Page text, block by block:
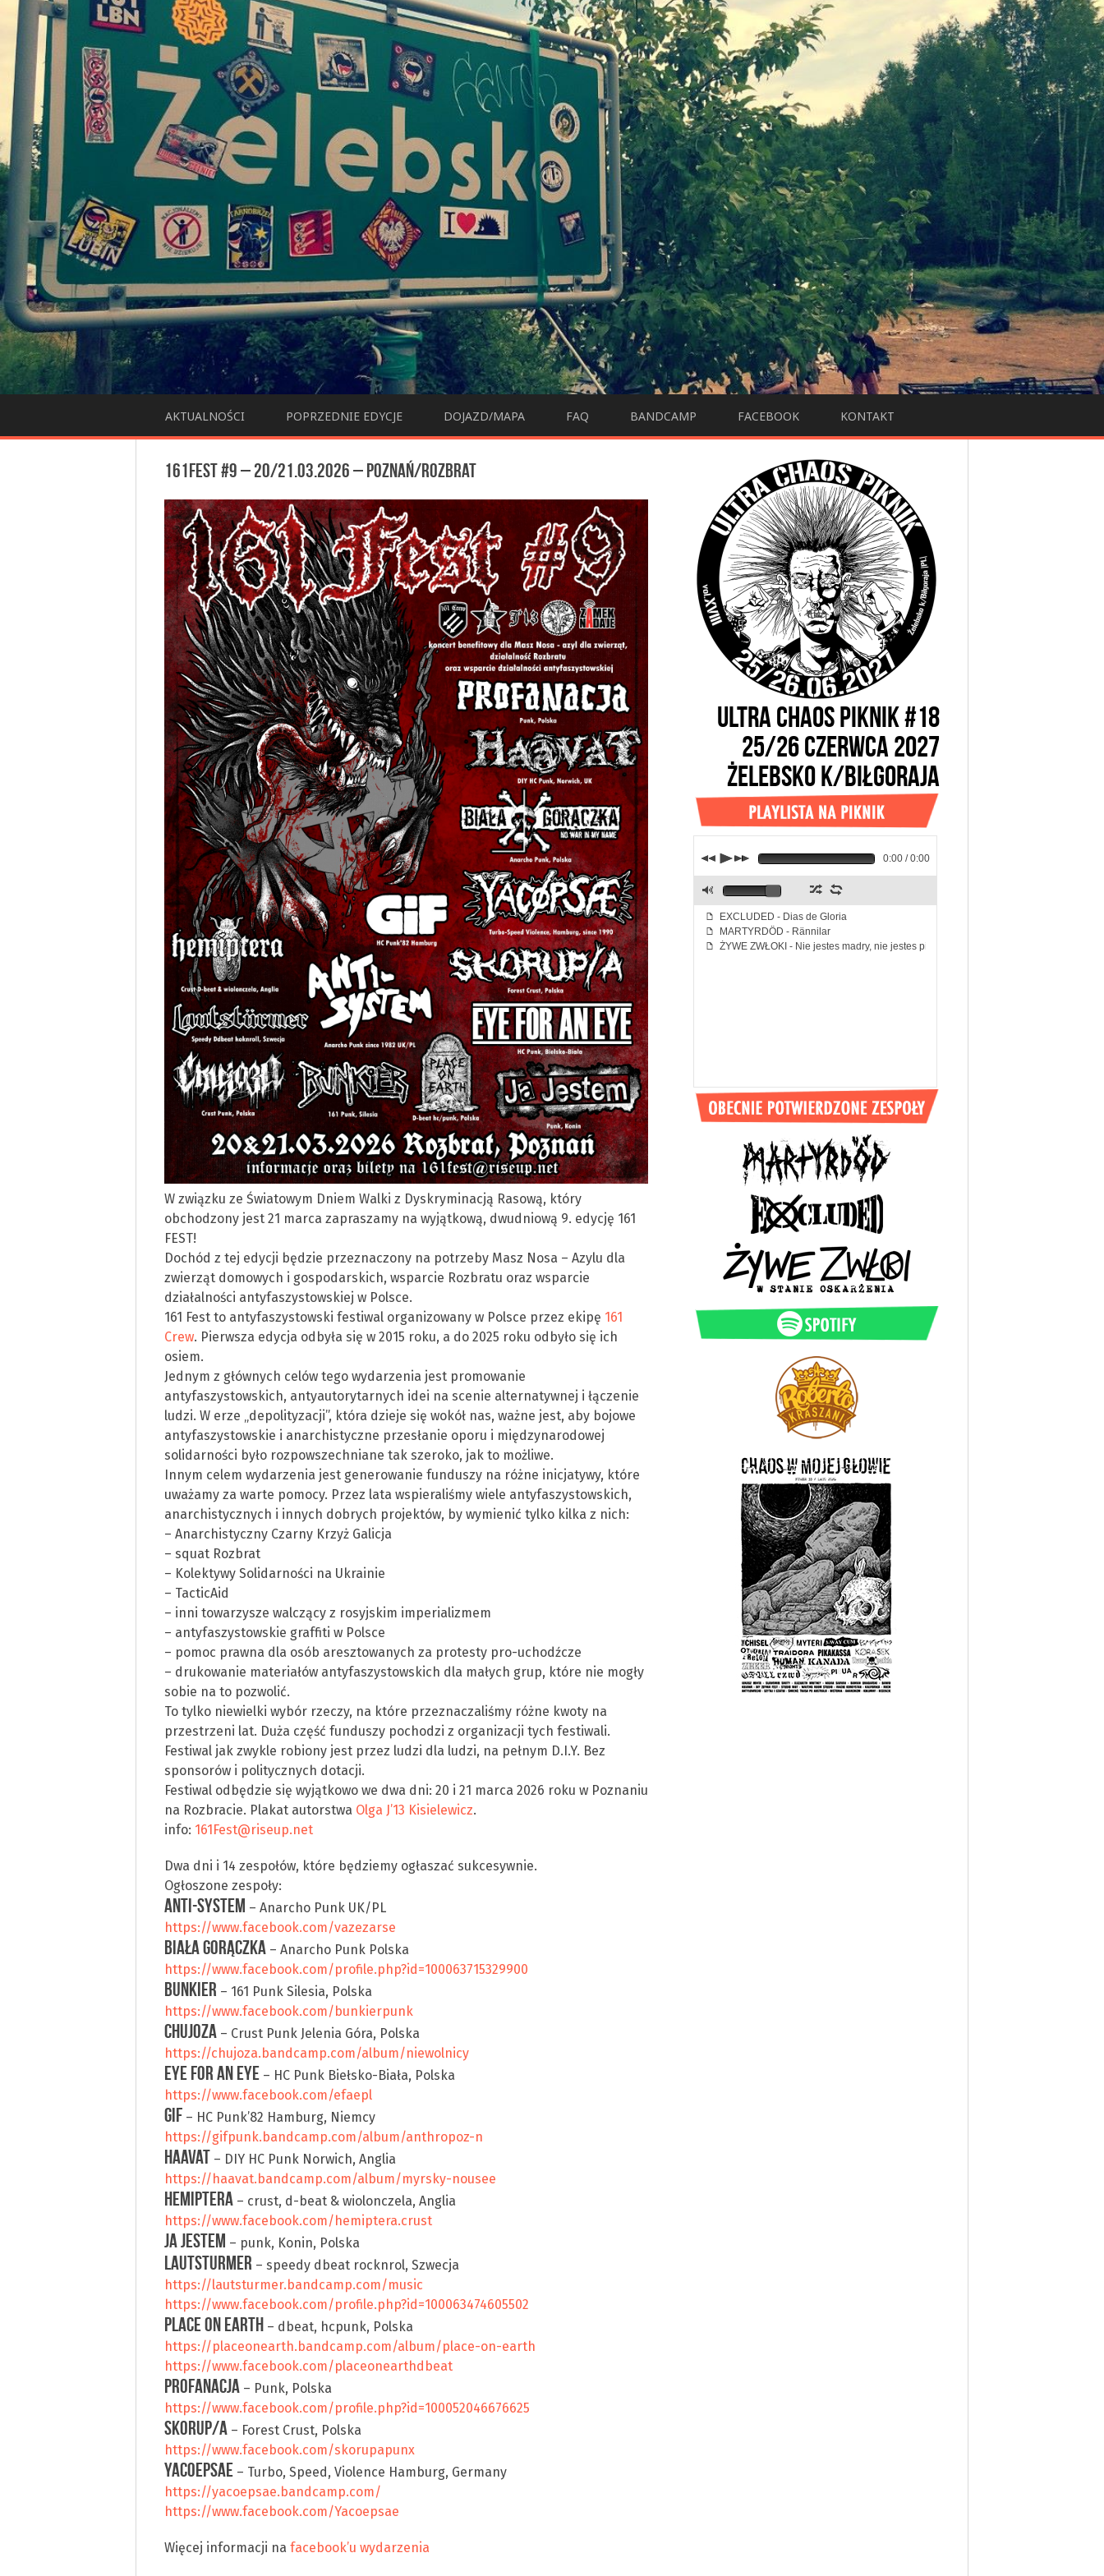
AKTUALNOŚCI POPRZEDNIE EDYCJE DOJAZD/MAPA FAQ BANDCAMP FACEBOOK KONTAKT
161FEST #9 – 20/21.03.2026 – POZNAŃ/ROZBRAT
W związku ze Światowym Dniem Walki z Dyskryminacją Rasową, który
obchodzony jest 21 marca zapraszamy na wyjątkową, dwudniową 9. edycję 161
FEST!
Dochód z tej edycji będzie przeznaczony na potrzeby Masz Nosa – Azylu dla
zwierząt domowych i gospodarskich, wsparcie Rozbratu oraz wsparcie
działalności antyfaszystowskiej w Polsce.
161 Fest to antyfaszystowski festiwal organizowany w Polsce przez ekipę 161
Crew. Pierwsza edycja odbyła się w 2015 roku, a do 2025 roku odbyło się ich
osiem.
Jednym z głównych celów tego wydarzenia jest promowanie
antyfaszystowskich, antyautorytarnych idei na scenie alternatywnej i łączenie
ludzi. W erze „depolityzacji”, która dzieje się wokół nas, ważne jest, aby bojowe
antyfaszystowskie i anarchistyczne przesłanie oporu i międzynarodowej
solidarności było rozpowszechniane tak szeroko, jak to możliwe.
Innym celem wydarzenia jest generowanie funduszy na różne inicjatywy, które
uważamy za warte pomocy. Przez lata wspieraliśmy wiele antyfaszystowskich,
anarchistycznych i innych dobrych projektów, by wymienić tylko kilka z nich:
– Anarchistyczny Czarny Krzyż Galicja
– squat Rozbrat
– Kolektywy Solidarności na Ukrainie
– TacticAid
– inni towarzysze walczący z rosyjskim imperializmem
– antyfaszystowskie graffiti w Polsce
– pomoc prawna dla osób aresztowanych za protesty pro-uchodźcze
– drukowanie materiałów antyfaszystowskich dla małych grup, które nie mogły
sobie na to pozwolić.
To tylko niewielki wybór rzeczy, na które przeznaczaliśmy różne kwoty na
przestrzeni lat. Duża część funduszy pochodzi z organizacji tych festiwali.
Festiwal jak zwykle robiony jest przez ludzi dla ludzi, na pełnym D.I.Y. Bez
sponsorów i politycznych dotacji.
Festiwal odbędzie się wyjątkowo we dwa dni: 20 i 21 marca 2026 roku w Poznaniu
na Rozbracie. Plakat autorstwa Olga J’13 Kisielewicz.
info: 161Fest@riseup.net
Dwa dni i 14 zespołów, które będziemy ogłaszać sukcesywnie.
Ogłoszone zespoły:
ANTI-SYSTEM – Anarcho Punk UK/PL
https://www.facebook.com/vazezarse
BIAŁA GORĄCZKA – Anarcho Punk Polska
https://www.facebook.com/profile.php?id=100063715329900
BUNKIER – 161 Punk Silesia, Polska
https://www.facebook.com/bunkierpunk
CHUJOZA – Crust Punk Jelenia Góra, Polska
https://chujoza.bandcamp.com/album/niewolnicy
EYE FOR AN EYE – HC Punk Biełsko-Biała, Polska
https://www.facebook.com/efaepl
GIF – HC Punk’82 Hamburg, Niemcy
https://gifpunk.bandcamp.com/album/anthropoz-n
HAAVAT – DIY HC Punk Norwich, Anglia
https://haavat.bandcamp.com/album/myrsky-nousee
HEMIPTERA – crust, d-beat & wiolonczela, Anglia
https://www.facebook.com/hemiptera.crust
JA JESTEM – punk, Konin, Polska
LAUTSTURMER – speedy dbeat rocknrol, Szwecja
https://lautsturmer.bandcamp.com/music
https://www.facebook.com/profile.php?id=100063474605502
PLACE ON EARTH – dbeat, hcpunk, Polska
https://placeonearth.bandcamp.com/album/place-on-earth
https://www.facebook.com/placeonearthdbeat
PROFANACJA – Punk, Polska
https://www.facebook.com/profile.php?id=100052046676625
SKORUP/A – Forest Crust, Polska
https://www.facebook.com/skorupapunx
YACOEPSAE – Turbo, Speed, Violence Hamburg, Germany
https://yacoepsae.bandcamp.com/
https://www.facebook.com/Yacoepsae
Więcej informacji nafacebook’u wydarzenia
ULTRA CHAOS PIKNIK #18
25/26 CZERWCA 2027
ŻELEBSKO k/BIŁGORAJA
p
j k 0:00 / 0:00
f EXCLUDED - Dias de Gloria
f MARTYRDÖD - Rännilar
f ŻYWE ZWŁOKI - Nie jestes madry, nie jestes piekny
M z l